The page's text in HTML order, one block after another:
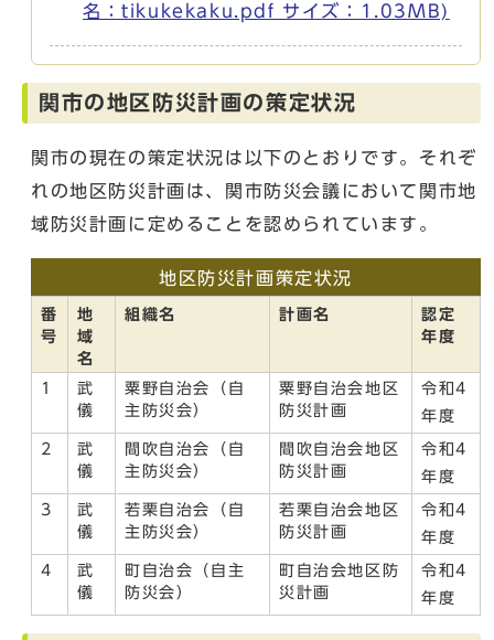
名：tikukekaku.pdf サイズ：1.03MB)
関市の地区防災計画の策定状況
関市の現在の策定状況は以下のとおりです。それぞ
れの地区防災計画は、関市防災会議において関市地
域防災計画に定めることを認められています。
地区防災計画策定状況
番
号
地
域
名
組織名 計画名
認定
年度
1
武
儀
粟野自治会（自
主防災会）
粟野自治会地区
防災計画
令和4
年度
2
武
儀
間吹自治会（自
主防災会）
間吹自治会地区
防災計画
令和4
年度
3
武
儀
若栗自治会（自
主防災会）
若栗自治会地区
防災計画
令和4
年度
4
武
儀
町自治会（自主
防災会）
町自治会地区防
災計画
令和4
年度